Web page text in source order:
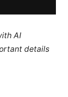
AI
details